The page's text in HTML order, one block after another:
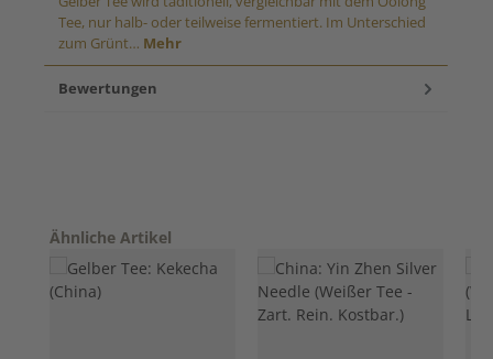
Tee, nur halb- oder teilweise fermentiert. Im Unterschied
zum Grünt… Mehr
Bewertungen
Produktgalerie überspringen
Ähnliche Artikel